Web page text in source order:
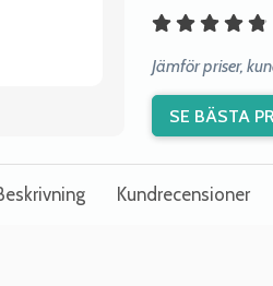
Jämför priser,
SE BÄSTA
Kundrecensioner